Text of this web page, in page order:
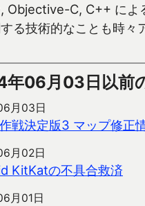
Objective-C, C++ によ
る技術的なことも時々
年06月03日以前
月03日
戦決定版3 マップ修正
月02日
KitKatの不具合救済
月01日